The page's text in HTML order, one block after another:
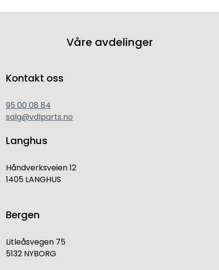
Våre avdelinger
Kontakt oss
95 00 08 84
salg@vdlparts.no
Langhus
Håndverksveien 12
1405 LANGHUS
Bergen
Litleåsvegen 75
5132 NYBORG